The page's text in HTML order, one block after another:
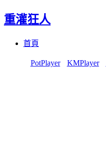
重灌狂人
首頁
PotPlayer KMPlayer